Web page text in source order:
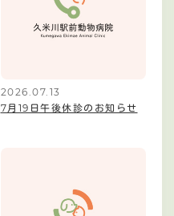
2026.07.13
7月19日午後休診のお知らせ